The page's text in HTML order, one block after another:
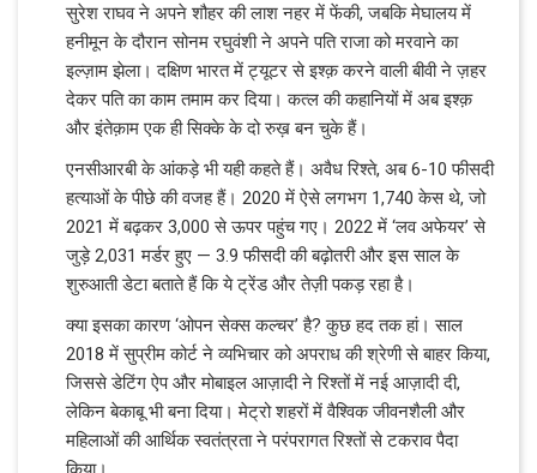
सुरेश राघव ने अपने शौहर की लाश नहर में फेंकी, जबकि मेघालय में
हनीमून के दौरान सोनम रघुवंशी ने अपने पति राजा को मरवाने का
इल्ज़ाम झेला। दक्षिण भारत में ट्यूटर से इश्क़ करने वाली बीवी ने ज़हर
देकर पति का काम तमाम कर दिया। कत्ल की कहानियों में अब इश्क़
और इंतेक़ाम एक ही सिक्के के दो रुख़ बन चुके हैं।
एनसीआरबी के आंकड़े भी यही कहते हैं। अवैध रिश्ते, अब 6-10 फीसदी
हत्याओं के पीछे की वजह हैं। 2020 में ऐसे लगभग 1,740 केस थे, जो
2021 में बढ़कर 3,000 से ऊपर पहुंच गए। 2022 में ‘लव अफेयर’ से
जुड़े 2,031 मर्डर हुए — 3.9 फीसदी की बढ़ोतरी और इस साल के
शुरुआती डेटा बताते हैं कि ये ट्रेंड और तेज़ी पकड़ रहा है।
क्या इसका कारण ‘ओपन सेक्स कल्चर’ है? कुछ हद तक हां। साल
2018 में सुप्रीम कोर्ट ने व्यभिचार को अपराध की श्रेणी से बाहर किया,
जिससे डेटिंग ऐप और मोबाइल आज़ादी ने रिश्तों में नई आज़ादी दी,
लेकिन बेकाबू भी बना दिया। मेट्रो शहरों में वैश्विक जीवनशैली और
महिलाओं की आर्थिक स्वतंत्रता ने परंपरागत रिश्तों से टकराव पैदा